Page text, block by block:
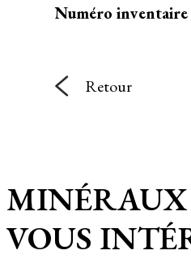
Numéro inventaire
Retour
VOUS